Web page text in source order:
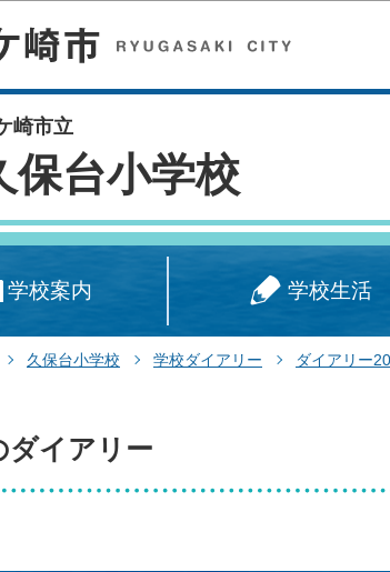
崎市立
保台小学校
学校案内 学校生活
久保台小学校 学校ダイアリー ダイアリー
ダイアリー